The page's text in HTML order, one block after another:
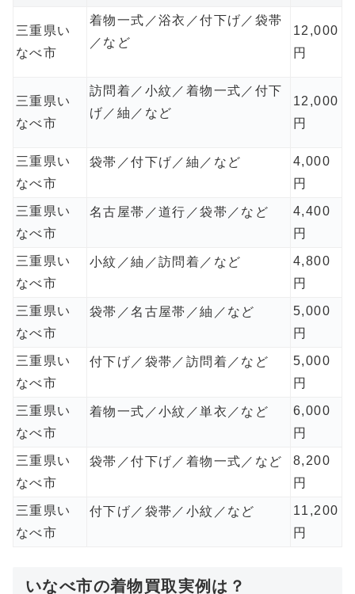
三重県い
なべ市
着物一式／浴衣／付下げ／袋帯
／など
12,000
円
三重県い
なべ市
訪問着／小紋／着物一式／付下
げ／紬／など
12,000
円
三重県い
なべ市
袋帯／付下げ／紬／など
4,000
円
三重県い
なべ市
名古屋帯／道行／袋帯／など
4,400
円
三重県い
なべ市
小紋／紬／訪問着／など
4,800
円
三重県い
なべ市
袋帯／名古屋帯／紬／など
5,000
円
三重県い
なべ市
付下げ／袋帯／訪問着／など
5,000
円
三重県い
なべ市
着物一式／小紋／単衣／など
6,000
円
三重県い
なべ市
袋帯／付下げ／着物一式／など
8,200
円
三重県い
なべ市
付下げ／袋帯／小紋／など
11,200
円
いなべ市の着物買取実例は？